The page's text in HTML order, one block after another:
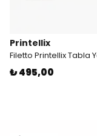
Printellix
Filetto Printellix Tabla
₺ 495,00